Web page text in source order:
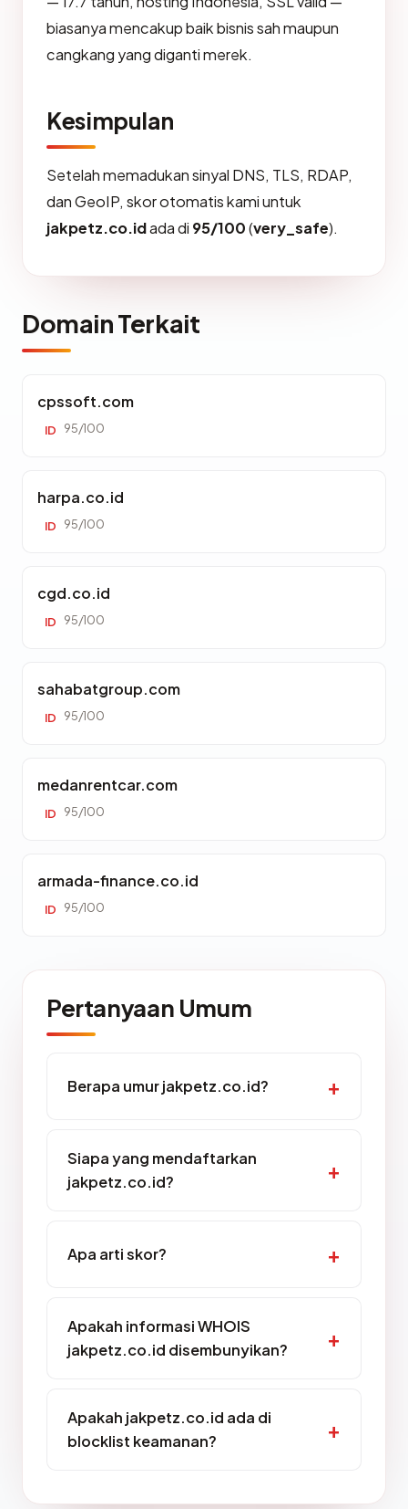
biasanya mencakup baik bisnis sah maupun
cangkang yang diganti merek.
Kesimpulan
Setelah memadukan sinyal DNS, TLS, RDAP,
dan GeoIP, skor otomatis kami untuk
jakpetz.co.idada di 95/100(very_safe).
Domain Terkait
cpssoft.com
ID 95/100
harpa.co.id
ID 95/100
cgd.co.id
ID 95/100
sahabatgroup.com
ID 95/100
medanrentcar.com
ID 95/100
armada-finance.co.id
ID 95/100
Pertanyaan Umum
Berapa umur jakpetz.co.id?
Siapa yang mendaftarkan
jakpetz.co.id?
Apa arti skor?
Apakah informasi WHOIS
jakpetz.co.id disembunyikan?
Apakah jakpetz.co.id ada di
blocklist keamanan?